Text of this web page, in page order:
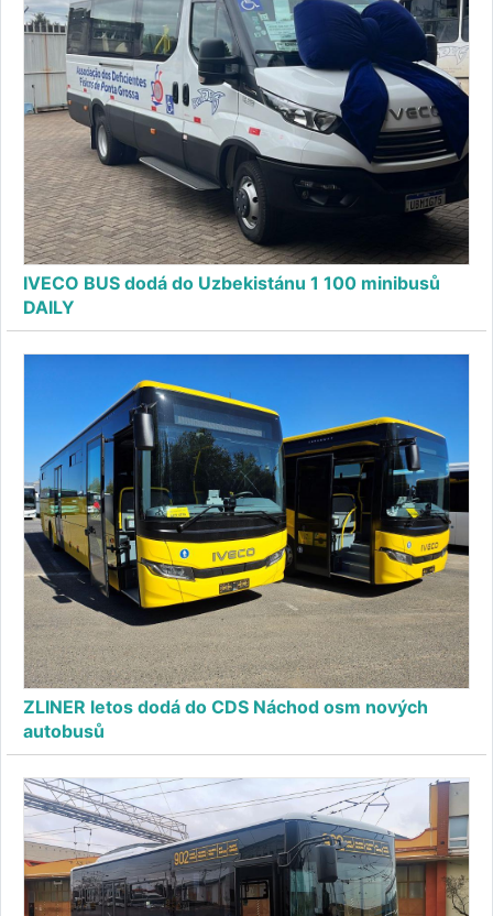
IVECO BUS dodá do Uzbekistánu 1 100 minibusů
DAILY
ZLINER letos dodá do CDS Náchod osm nových
autobusů